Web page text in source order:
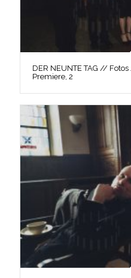
DER NEUNTE TAG //
Premiere, 2